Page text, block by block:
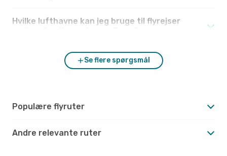
Hvilke lufthavne kan jeg bruge til flyrejser
Se flere spørgsmål
Populære flyruter
Andre relevante ruter